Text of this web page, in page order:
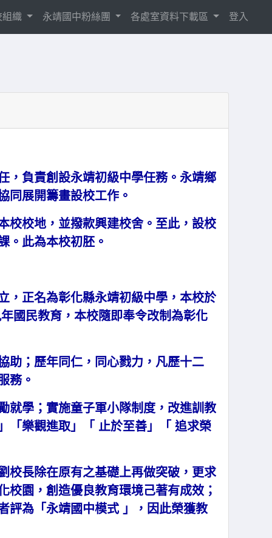
組織 永靖國中粉絲團 各處室資料下載區 登入
，負責創設永靖初級中學任務。永靖鄉
同展開籌畫設校工作。
校校地，並撥款興建校舍。至此，設校
。此為本校初胚。
，正名為彰化縣永靖初級中學，本校於
國民教育，本校隨即奉令改制為彰化
助；歷年同仁，同心戮力，凡歷十二
務。
就學；實施童子軍小隊制度，改進訓教
「樂觀進取」「 止於至善」「 追求榮
校長除在原有之基礎上再做突破，更求
園，創造優良教育環境己著有成效；
評為「永靖國中模式 」，因此榮獲教